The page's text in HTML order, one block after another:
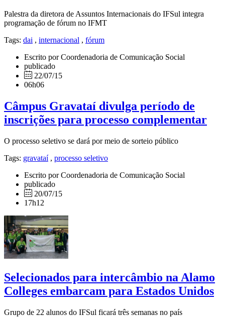
Palestra da diretora de Assuntos Internacionais do IFSul integra
programação de fórum no IFMT
Tags: dai , internacional , fórum
Escrito por Coordenadoria de Comunicação Social
publicado
22/07/15
06h06
Câmpus Gravataí divulga período de
inscrições para processo complementar
O processo seletivo se dará por meio de sorteio público
Tags: gravataí , processo seletivo
Escrito por Coordenadoria de Comunicação Social
publicado
20/07/15
17h12
Selecionados para intercâmbio na Alamo
Colleges embarcam para Estados Unidos
Grupo de 22 alunos do IFSul ficará três semanas no país